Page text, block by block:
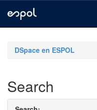
navigationDSpace en ESPOL
Search